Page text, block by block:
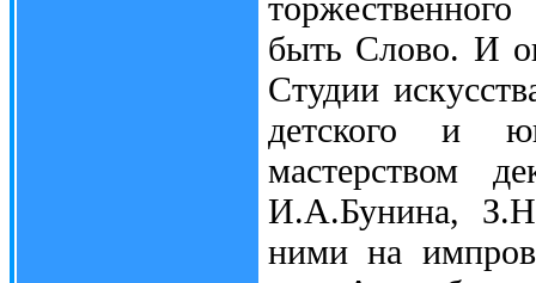
быть Слово. И
Студии
детского и
мастерством
И.А.Бунина,
ними на